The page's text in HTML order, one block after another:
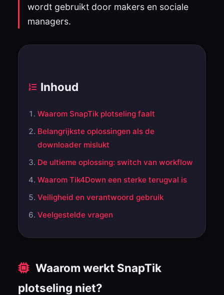
wordt gebruikt door makers en sociale
managers.
Inhoud
Waarom SnapTik plotseling faalt
Belangrijkste oplossingen als de
downloader mislukt
De ultieme oplossing: switch van workflow
Waarom Tik4Down een sterke terugval is
Veiligheid en verantwoord gebruik
Veelgestelde vragen
Waarom werkt SnapTik
plotseling niet?